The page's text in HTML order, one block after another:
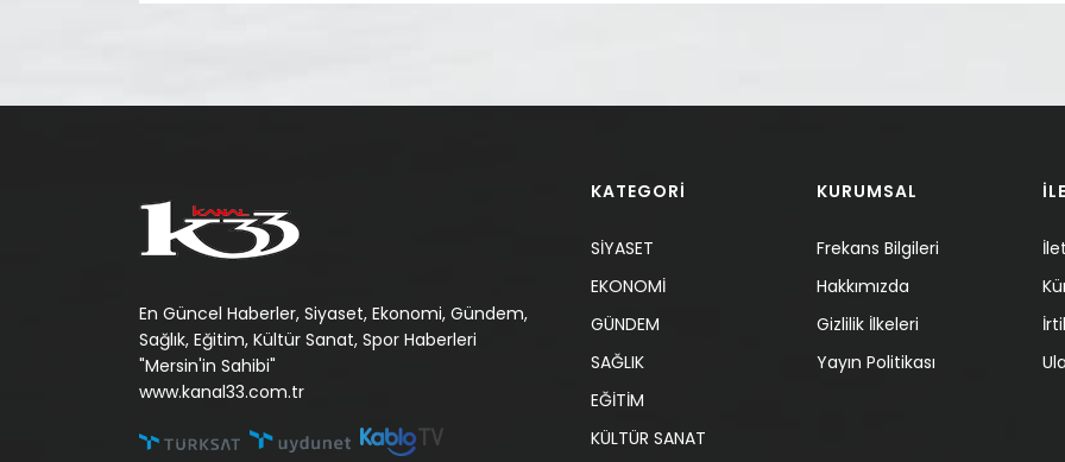
En Güncel Haberler, Siyaset, Ekonomi, Gündem,
Sağlık, Eğitim, Kültür Sanat, Spor Haberleri
"Mersin'in Sahibi"
www.kanal33.com.tr
KATEGORİ
SİYASET
EKONOMİ
GÜNDEM
SAĞLIK
EĞİTİM
KÜLTÜR SANAT
KURUMSAL
Frekans Bilgileri
Hakkımızda
Gizlilik İlkeleri
Yayın Politikası